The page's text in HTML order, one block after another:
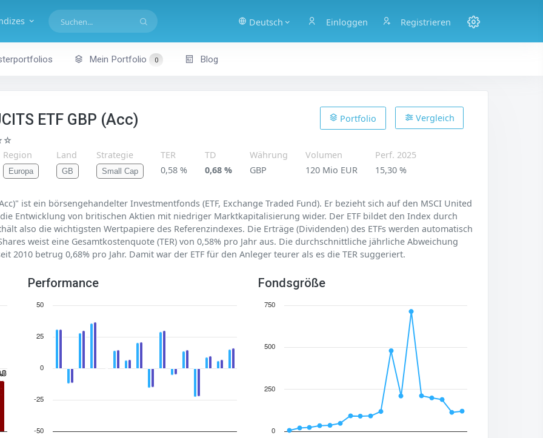
Deutsch Einloggen Registrieren
Mein Portfolio 0 Blog
ETF GBP (Acc) Vergleich
Portfolio
Region
Europa
Land
GB
Strategie
Small Cap
TER
0,58 %
TD
0,68 %
Währung
GBP
Volumen
120 Mio EUR
Perf. 2025
15,30 %
ist ein börsengehandelter Investmentfonds (ETF, Exchange Traded Fund). Er bezieht sich auf den MSCI United
Entwicklung von britischen Aktien mit niedriger Marktkapitalisierung wider. Der ETF bildet den Index durch
also die wichtigsten Wertpapiere des Referenzindexes. Die Erträge (Dividenden) des ETFs werden automatisch
weist eine Gesamtkostenquote (TER) von 0,58% pro Jahr aus. Die durchschnittliche jährliche Abweichung
2010 betrug 0,68% pro Jahr. Damit war der ETF für den Anleger teurer als es die TER suggeriert.
Performance
-50
-25
0
25
50
Fondsgröße
0
250
500
750